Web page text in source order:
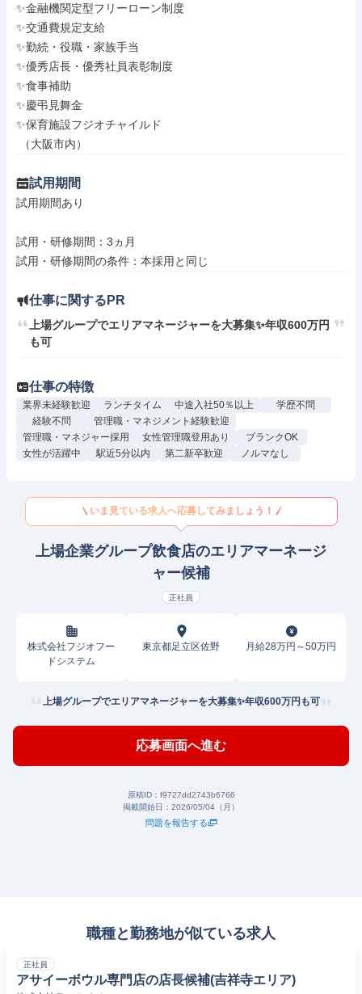
✨金融機関定型フリーローン制度
✨交通費規定支給
✨勤続・役職・家族手当
✨優秀店長・優秀社員表彰制度
✨食事補助
✨慶弔見舞金
✨保育施設フジオチャイルド
（大阪市内）
試用期間
試用期間あり
試用・研修期間：3ヵ月
仕事に関するPR
上場グループでエリアマネージャーを大募集✨年収600万円
も可
仕事の特徴
業界未経験歓迎 ランチタイム 中途入社50％以上
学歴不問
経験不問
管理職・マネジメント経験歓迎
管理職・マネジャー採用
女性管理職登用あり
ブランクOK
女性が活躍中
駅近5分以内 第二新卒歓迎 ノルマなし
いま見ている求人へ応募してみましょう！
上場企業グループ飲食店のエリアマーネージ
ャー候補
正社員
株式会社フジオフー
ドシステム
東京都足立区佐野 月給28万円～50万円
上場グループでエリアマネージャーを大募集✨年収600万円も可
応募画面へ進む
原稿ID： f9727dd2743b6766
掲載開始日： 2026/05/04（月）
問題を報告する
職種と勤務地が似ている求人
正社員
アサイーボウル専門店の店長候補(吉祥寺エリア)